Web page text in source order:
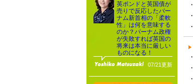
・
・
・
・
・
・
英ポンドと英国債が
売りで反応したバー
ナム新首相の「柔軟
性」は何を意味する
のか？バーナム政権
が失敗すれば英国の
将来は本当に厳しい
ものになる！
07/21更新